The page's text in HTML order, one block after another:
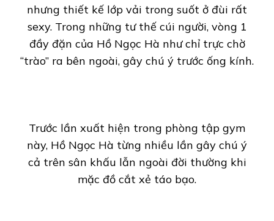
nhưng thiết kế lớp vải trong suốt ở đùi rất
sexy. Trong những tư thế cúi người, vòng 1
đầy đặn của Hồ Ngọc Hà như chỉ trực chờ
“trào” ra bên ngoài, gây chú ý trước ống kính.
Trước lần xuất hiện trong phòng tập gym
này, Hồ Ngọc Hà từng nhiều lần gây chú ý
cả trên sân khấu lẫn ngoài đời thường khi
mặc đồ cắt xẻ táo bạo.